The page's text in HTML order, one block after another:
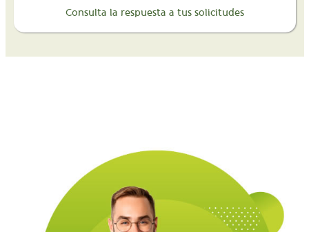
Consulta la respuesta a tus solicitudes